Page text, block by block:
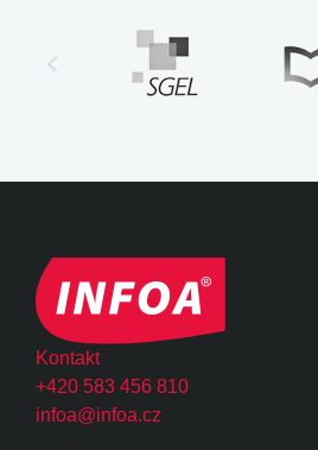
Kontakt
+420 583 456 810
infoa@infoa.cz